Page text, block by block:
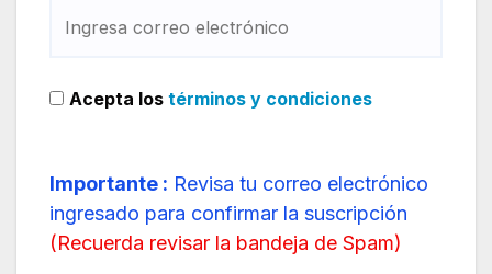
Acepta los términos y condiciones
Importante : Revisa tu correo electrónico
ingresado para confirmar la suscripción
(Recuerda revisar la bandeja de Spam)